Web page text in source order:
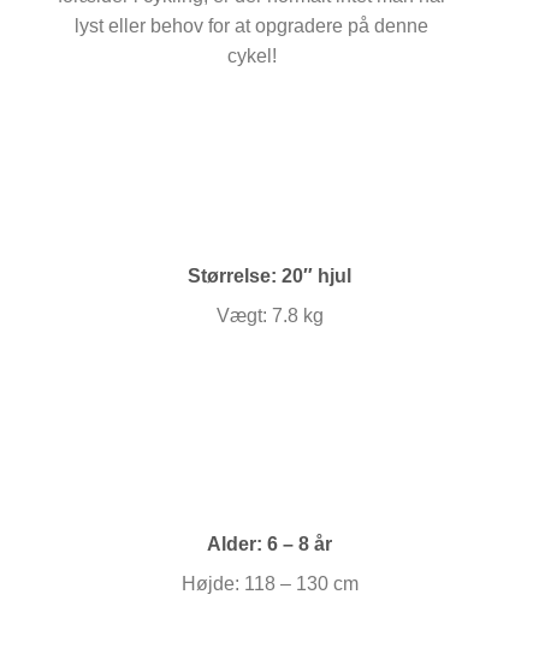
lyst eller behov for at opgradere på denne
cykel!
Størrelse: 20″ hjul
Vægt: 7.8 kg
Alder: 6 – 8 år
Højde: 118 – 130 cm